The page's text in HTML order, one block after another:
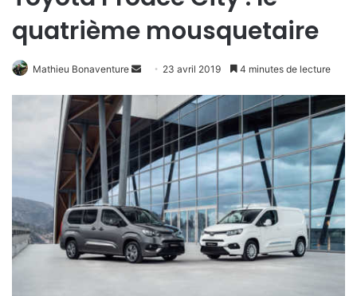
quatrième mousquetaire
Mathieu Bonaventure
o
e
r
u
n
c
o
23 avril 2019 4 minutes de lecture